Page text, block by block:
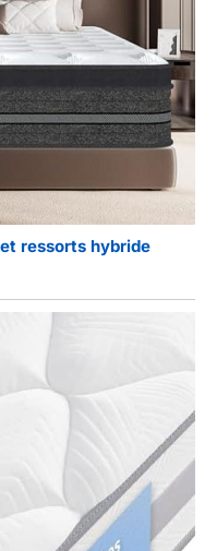
ressorts hybride